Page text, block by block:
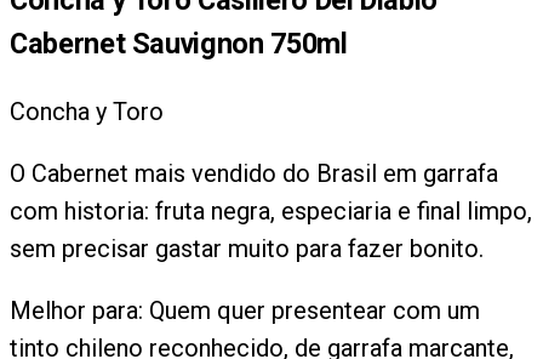
Cabernet Sauvignon 750ml
Concha y Toro
O Cabernet mais vendido do Brasil em garrafa
com historia: fruta negra, especiaria e final limpo,
sem precisar gastar muito para fazer bonito.
Melhor para: Quem quer presentear com um
tinto chileno reconhecido, de garrafa marcante,